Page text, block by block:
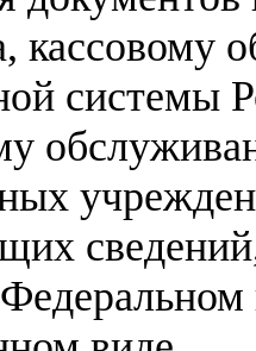
кассовому
системы